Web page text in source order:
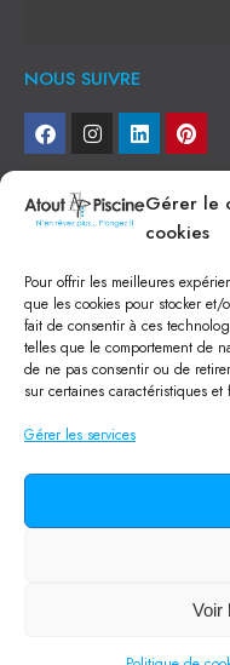
Gérer le
cookies
Pour offrir les meilleures
que les cookies pour stocker
fait de consentir à ces
telles que le comportement de
de ne pas consentir ou de
sur certaines caractéristiques et
Gérer les services
Voir
NOUS SUIVRE
NEWSLETTER
Je veux recevoir toute l'actu
NOS SERVICES
Construction de piscine béton
Piscine coque à Narbonne
Acheter SPA à Narbonne
Pisciniste Narbonne
Mini piscine
Location machine avec